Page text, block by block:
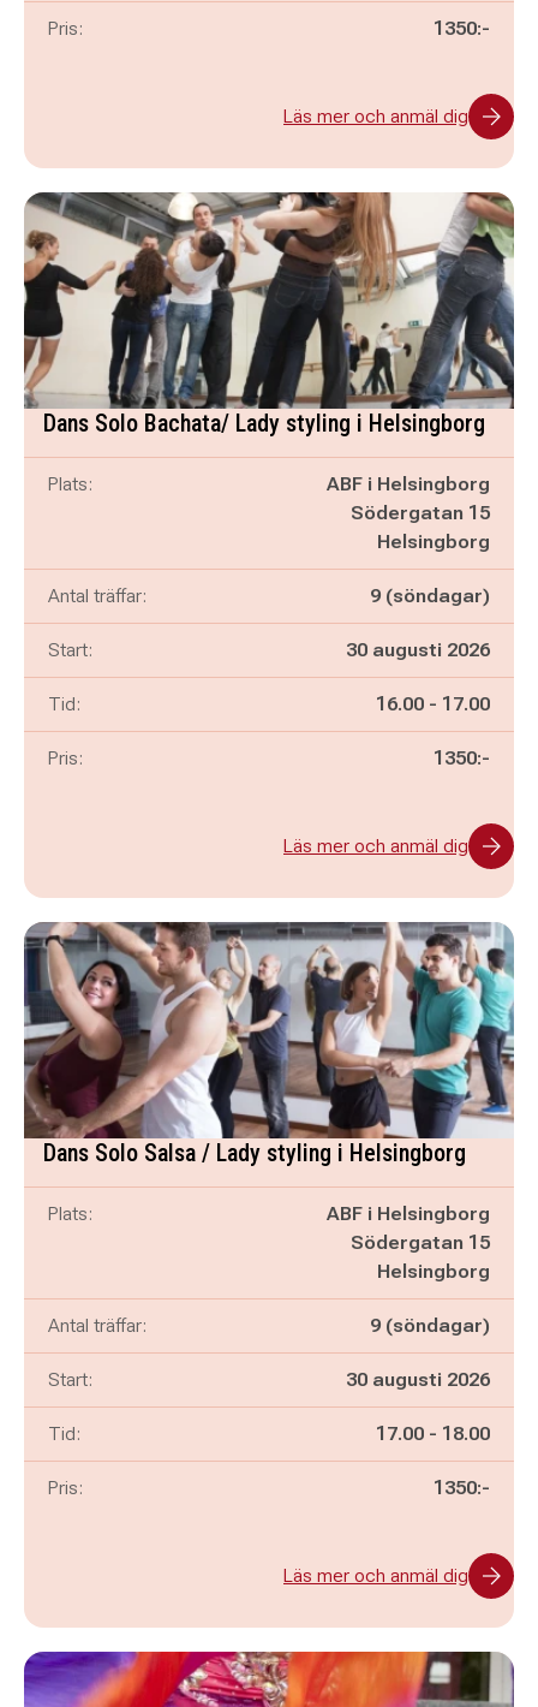
Pris: 1350:-
Läs mer och anmäl dig
Dans Solo Bachata/ Lady styling i Helsingborg
Plats:
ABF i Helsingborg
Södergatan 15
Helsingborg
Antal träffar: 9 (söndagar)
Start: 30 augusti 2026
Tid: Pågår mellan
16.00 - och
17.00
Pris: 1350:-
Läs mer och anmäl dig
Dans Solo Salsa / Lady styling i Helsingborg
Plats:
ABF i Helsingborg
Södergatan 15
Helsingborg
Antal träffar: 9 (söndagar)
Start: 30 augusti 2026
Tid: Pågår mellan
17.00 - och
18.00
Pris: 1350:-
Läs mer och anmäl dig